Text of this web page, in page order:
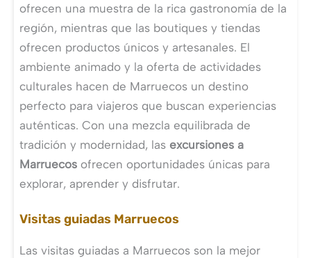
ofrecen una muestra de la rica gastronomía de la
región, mientras que las boutiques y tiendas
ofrecen productos únicos y artesanales. El
ambiente animado y la oferta de actividades
culturales hacen de Marruecos un destino
perfecto para viajeros que buscan experiencias
auténticas. Con una mezcla equilibrada de
tradición y modernidad, las excursiones a
Marruecosofrecen oportunidades únicas para
explorar, aprender y disfrutar.
Visitas guiadas Marruecos
Las visitas guiadas a Marruecos son la mejor